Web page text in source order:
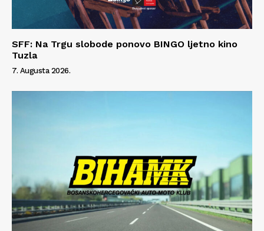
SFF: Na Trgu slobode ponovo BINGO ljetno kino
Tuzla
7. Augusta 2026.